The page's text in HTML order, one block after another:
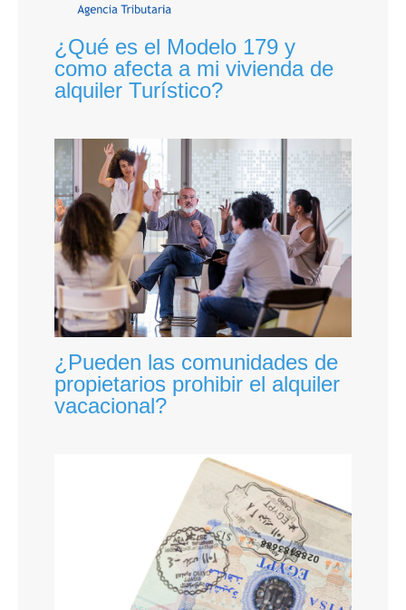
¿Qué es el Modelo 179 y
como afecta a mi vivienda de
alquiler Turístico?
¿Pueden las comunidades de
propietarios prohibir el alquiler
vacacional?